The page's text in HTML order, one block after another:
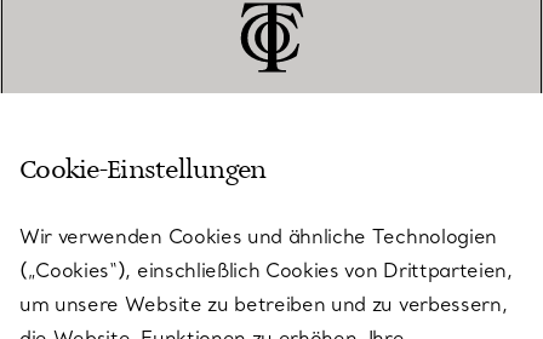
KUNDENSERVICE
SERVICES
Cookie-Einstellungen
Wir verwenden Cookies und ähnliche Technologien
(„Cookies“), einschließlich Cookies von Drittparteien,
um unsere Website zu betreiben und zu verbessern,